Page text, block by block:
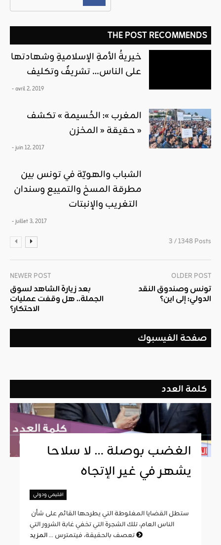
THE POST RECOMMENDS
خيريةُ الأمةِ الإسلاميةِ وشهادتها
على الناس… تشريفٌ وتكليف
- avril 2, 2019
المغرب »: الحُسيمة » تكشف
حقيقة « المخزن »
- juin 12, 2017
الشباب والهويّة في تونس بين
مطرقة المسخ والتمييع وسندان
- juillet 3, 2017
3 / 1348 Posts
NEWER POST
بعد زيارة الشاهد لسوق
الجملة.. هل وقفت عمليات
الاحتكار؟
OLDER POST
تونس وصندوق النقد
الدولي: إلى اين؟
صفحة الفيسبوك
كلمة العدد
الغضب بوصلة … لا سلاحا
يشهر في غير الإتجاه
اقليمي ودولي
الناس العام، تلك الشجرة التي تخفي غابة الشرور التي
تعصف بالحقيقة، فيتمترس ...